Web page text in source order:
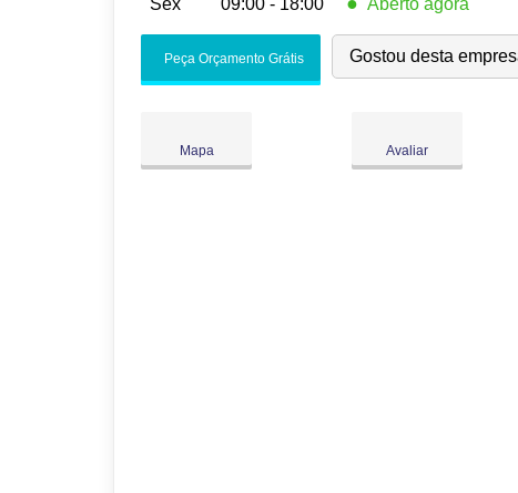
Sex:
Fecha às 18:00
Peça Orçamento Grátis Gostou desta
Mapa Avaliar